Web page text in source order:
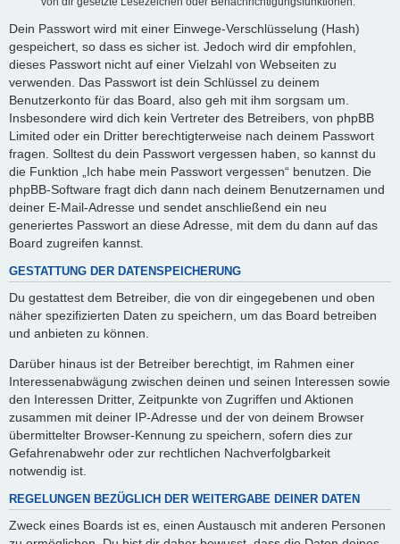
Dein Passwort wird mit einer Einwege-Verschlüsselung (Hash)
gespeichert, so dass es sicher ist. Jedoch wird dir empfohlen,
dieses Passwort nicht auf einer Vielzahl von Webseiten zu
verwenden. Das Passwort ist dein Schlüssel zu deinem
Benutzerkonto für das Board, also geh mit ihm sorgsam um.
Insbesondere wird dich kein Vertreter des Betreibers, von phpBB
Limited oder ein Dritter berechtigterweise nach deinem Passwort
fragen. Solltest du dein Passwort vergessen haben, so kannst du
die Funktion „Ich habe mein Passwort vergessen“ benutzen. Die
phpBB-Software fragt dich dann nach deinem Benutzernamen und
deiner E-Mail-Adresse und sendet anschließend ein neu
generiertes Passwort an diese Adresse, mit dem du dann auf das
Board zugreifen kannst.
GESTATTUNG DER DATENSPEICHERUNG
Du gestattest dem Betreiber, die von dir eingegebenen und oben
näher spezifizierten Daten zu speichern, um das Board betreiben
und anbieten zu können.
Darüber hinaus ist der Betreiber berechtigt, im Rahmen einer
Interessenabwägung zwischen deinen und seinen Interessen sowie
den Interessen Dritter, Zeitpunkte von Zugriffen und Aktionen
zusammen mit deiner IP-Adresse und der von deinem Browser
übermittelter Browser-Kennung zu speichern, sofern dies zur
Gefahrenabwehr oder zur rechtlichen Nachverfolgbarkeit
notwendig ist.
REGELUNGEN BEZÜGLICH DER WEITERGABE DEINER DATEN
Zweck eines Boards ist es, einen Austausch mit anderen Personen